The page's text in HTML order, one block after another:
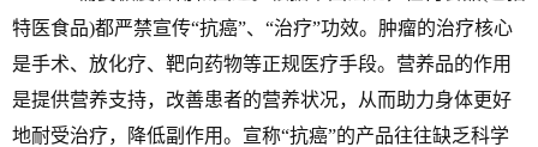
特医食品)都严禁宣传“抗癌”、“治疗”功效。肿瘤的治疗核心
是手术、放化疗、靶向药物等正规医疗手段。营养品的作用
是提供营养支持，改善患者的营养状况，从而助力身体更好
地耐受治疗，降低副作用。宣称“抗癌”的产品往往缺乏科学